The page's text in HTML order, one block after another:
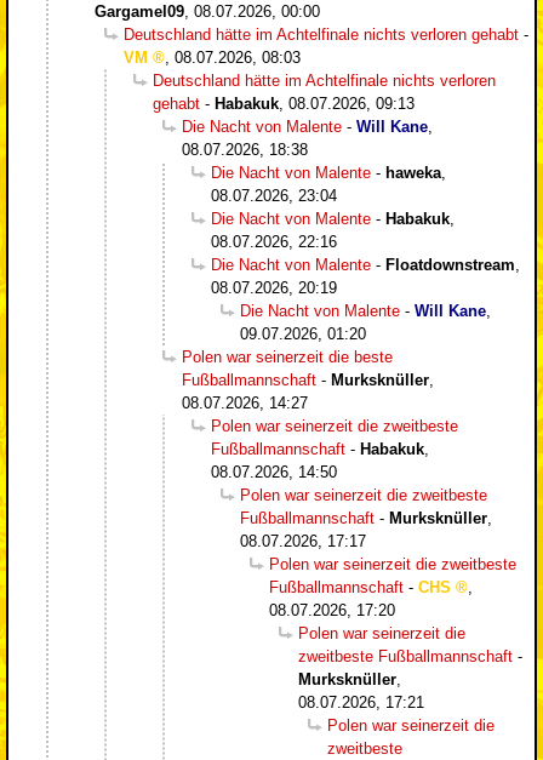
Gargamel09 08.07.2026, 00:00
Deutschland hätte im Achtelfinale nichts verloren gehabt -
VM
08.07.2026, 08:03
Deutschland hätte im Achtelfinale nichts verloren
gehabt - Habakuk 08.07.2026, 09:13
Die Nacht von Malente - Will Kane
08.07.2026, 18:38
Die Nacht von Malente - haweka
08.07.2026, 23:04
Die Nacht von Malente - Habakuk
08.07.2026, 22:16
Die Nacht von Malente - Floatdownstream
08.07.2026, 20:19
Die Nacht von Malente - Will Kane
09.07.2026, 01:20
Polen war seinerzeit die beste
Fußballmannschaft - Murksknüller
08.07.2026, 14:27
Polen war seinerzeit die zweitbeste
Fußballmannschaft - Habakuk
08.07.2026, 14:50
Polen war seinerzeit die zweitbeste
Fußballmannschaft - Murksknüller
08.07.2026, 17:17
Polen war seinerzeit die zweitbeste
Fußballmannschaft - CHS
08.07.2026, 17:20
Polen war seinerzeit die
zweitbeste Fußballmannschaft -
Murksknüller
08.07.2026, 17:21
Polen war seinerzeit die
zweitbeste